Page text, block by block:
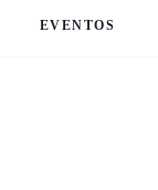
EVENTOS